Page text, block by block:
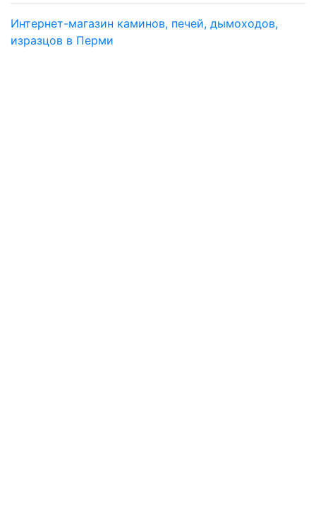
Интернет-магазин каминов, печей, дымоходов,
изразцов в Перми